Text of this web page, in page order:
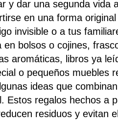
y dar una segunda vida
en una forma
invisible o a tus
bolsos o cojines,
aromáticas, libros ya
o pequeños muebles
ideas que
Estos regalos hechos a
residuos y evitan